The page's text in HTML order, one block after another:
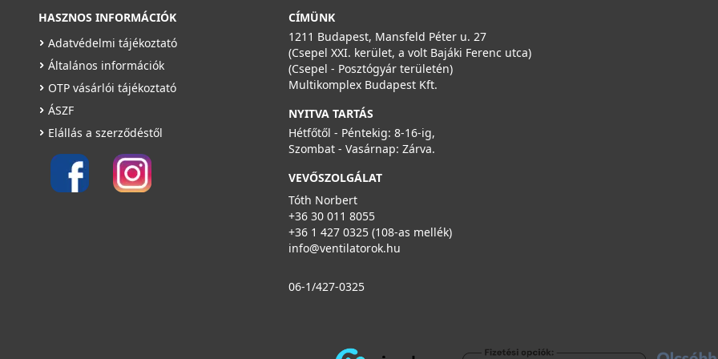
Részletek
HASZNOS INFORMÁCIÓK
Adatvédelmi tájékoztató
Általános információk
OTP vásárlói tájékoztató
ÁSZF
Elállás a szerződéstől
CÍMÜNK
1211 Budapest, Mansfeld Péter u. 27
(Csepel XXI. kerület, a volt Bajáki Ferenc utca)
(Csepel - Posztógyár területén)
Multikomplex Budapest Kft.
NYITVA TARTÁS
Hétfőtől - Péntekig: 8-16-ig,
Szombat - Vasárnap: Zárva.
VEVŐSZOLGÁLAT
Tóth Norbert
+36 30 011 8055
+36 1 427 0325 (108-as mellék)
info@ventilatorok.hu
06-1/427-0325